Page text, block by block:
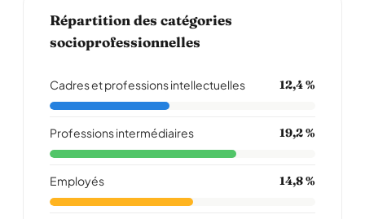
Répartition des catégories
socioprofessionnelles
Cadres et professions intellectuelles 12,4 %
Professions intermédiaires 19,2 %
Employés 14,8 %